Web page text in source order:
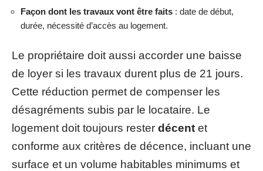
Façon dont les travaux vont être faits : date de début,
durée, nécessité d’accès au logement.
Le propriétaire doit aussi accorder une baisse
de loyer si les travaux durent plus de 21 jours.
Cette réduction permet de compenser les
désagréments subis par le locataire. Le
logement doit toujours rester décent et
conforme aux critères de décence, incluant une
surface et un volume habitables minimums et